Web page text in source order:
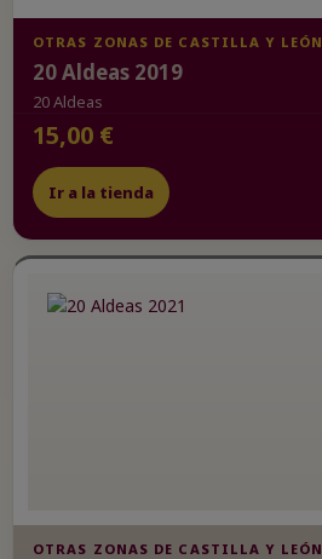
OTRAS ZONAS DE CASTILLA Y LEÓN
20 Aldeas 2019
20 Aldeas
15,00 €
Ir a la tienda
OTRAS ZONAS DE CASTILLA Y LEÓN